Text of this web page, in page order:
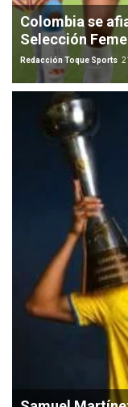
Colombia se
Selección
Redacción Toque Sports